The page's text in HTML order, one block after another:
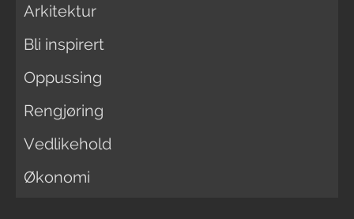
Arkitektur
Bli inspirert
Oppussing
Rengjøring
Vedlikehold
Økonomi